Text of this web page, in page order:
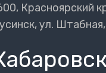
Красноярский
ул.